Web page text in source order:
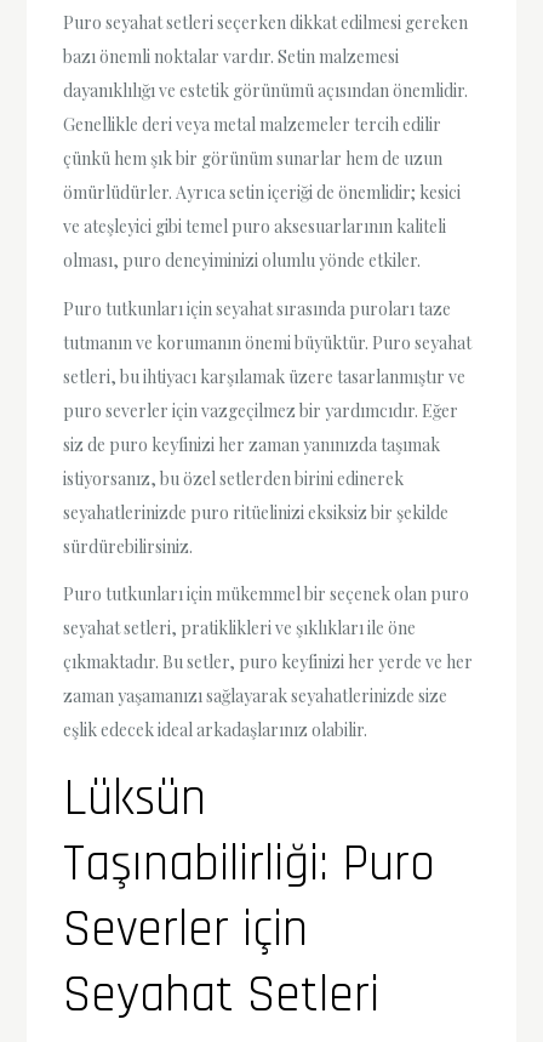
Puro seyahat setleri seçerken dikkat edilmesi gereken
bazı önemli noktalar vardır. Setin malzemesi
dayanıklılığı ve estetik görünümü açısından önemlidir.
Genellikle deri veya metal malzemeler tercih edilir
çünkü hem şık bir görünüm sunarlar hem de uzun
ömürlüdürler. Ayrıca setin içeriği de önemlidir; kesici
ve ateşleyici gibi temel puro aksesuarlarının kaliteli
olması, puro deneyiminizi olumlu yönde etkiler.
Puro tutkunları için seyahat sırasında puroları taze
tutmanın ve korumanın önemi büyüktür. Puro seyahat
setleri, bu ihtiyacı karşılamak üzere tasarlanmıştır ve
puro severler için vazgeçilmez bir yardımcıdır. Eğer
siz de puro keyfinizi her zaman yanınızda taşımak
istiyorsanız, bu özel setlerden birini edinerek
seyahatlerinizde puro ritüelinizi eksiksiz bir şekilde
sürdürebilirsiniz.
Puro tutkunları için mükemmel bir seçenek olan puro
seyahat setleri, pratiklikleri ve şıklıkları ile öne
çıkmaktadır. Bu setler, puro keyfinizi her yerde ve her
zaman yaşamanızı sağlayarak seyahatlerinizde size
eşlik edecek ideal arkadaşlarınız olabilir.
Lüksün
Taşınabilirliği: Puro
Severler için
Seyahat Setleri